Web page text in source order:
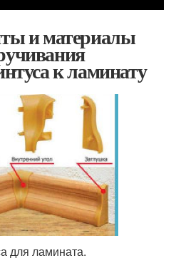
и материалы
к ламинату
для ламината.